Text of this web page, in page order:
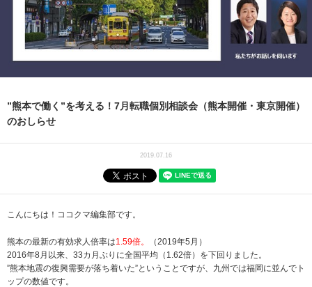
”熊本で働く”を考える！7月転職個別相談会（熊本開催・東京開催）
のおしらせ
2019.07.16
こんにちは！ココクマ編集部です。
熊本の最新の有効求人倍率は1.59倍。 （2019年5月 ）
2016年8月以来、33カ月ぶりに全国平均（1.62倍）を下回りました。
”熊本地震の復興需要が落ち着いた”ということですが、九州では福岡に並んでト
ップの数値です。